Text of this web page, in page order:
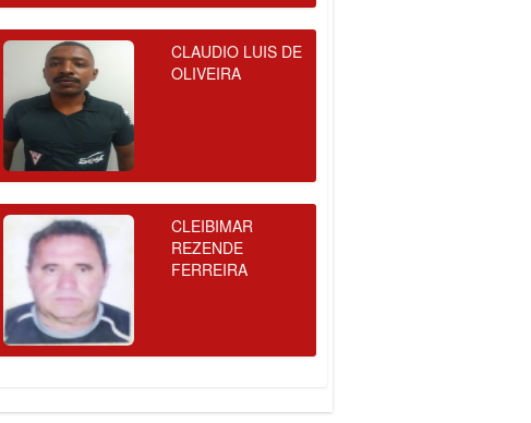
CLAUDIO LUIS DE
OLIVEIRA
CLEIBIMAR
REZENDE
FERREIRA